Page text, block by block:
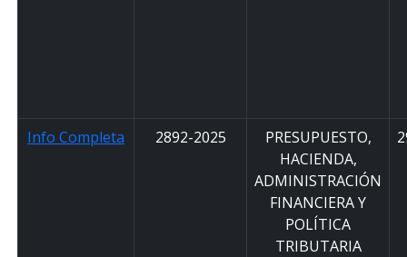
Info Completa 2892-2025
PRESUPUESTO,
HACIENDA,
ADMINISTRACIÓN
FINANCIERA Y
POLÍTICA
TRIBUTARIA